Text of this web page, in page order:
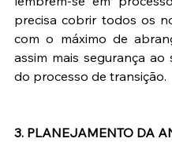
precisa cobrir todos os
com o máximo de
assim mais segurança
do processo de transição.
3. PLANEJAMENTO DA